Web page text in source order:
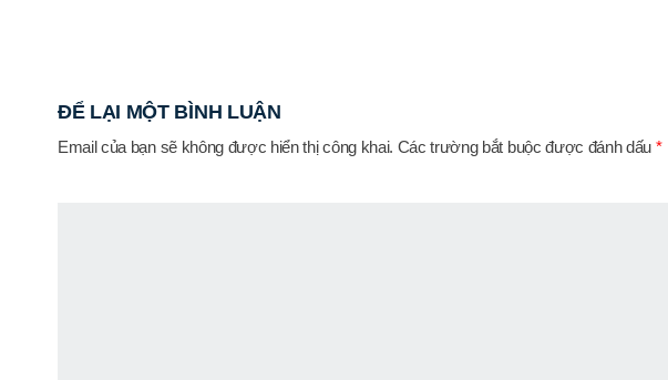
ĐỂ LẠI MỘT BÌNH LUẬN
Email của bạn sẽ không được hiển thị công khai. Các trường bắt buộc được đánh dấu *